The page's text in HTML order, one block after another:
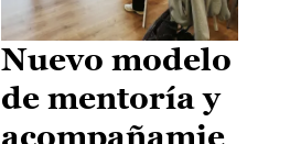
Nuevo modelo
de mentoría y
acompañamie